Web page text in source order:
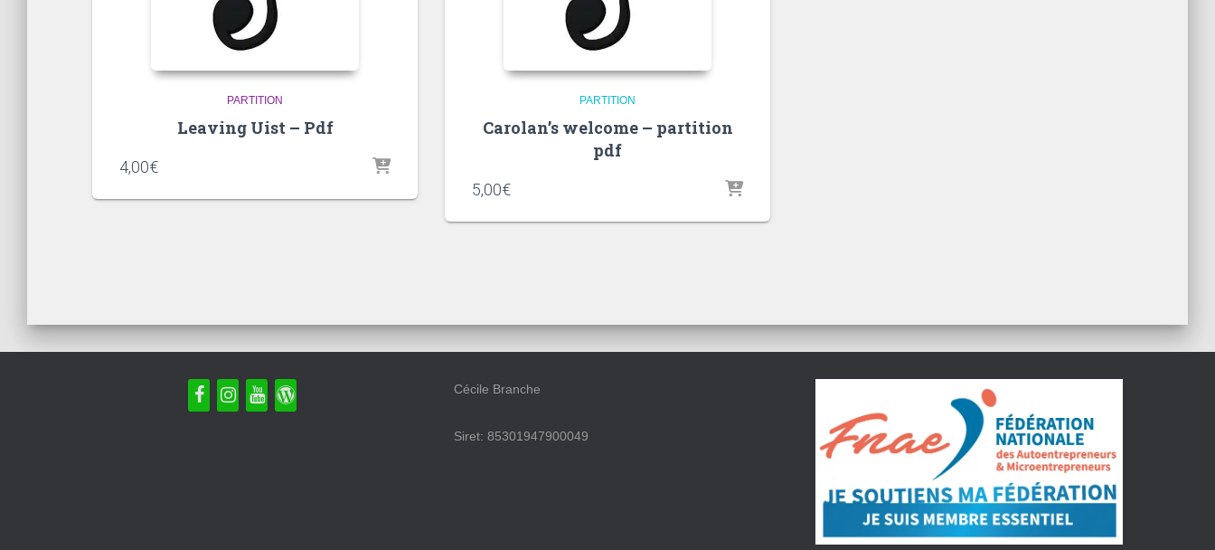
PARTITION
Leaving Uist – Pdf
4,00€
PARTITION
Carolan’s welcome – partition
pdf
5,00€
Cécile Branche
Siret: 85301947900049